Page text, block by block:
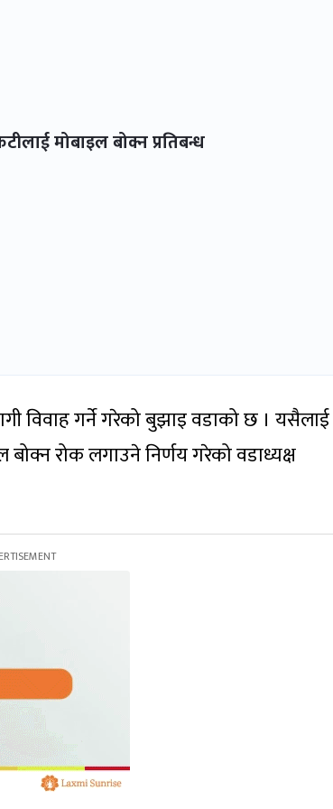
मोबाइल बोक्न प्रतिबन्ध
विवाह गर्ने गरेको बुझाइ वडाको छ । यसैलाई
रोक लगाउने निर्णय गरेको वडाध्यक्ष